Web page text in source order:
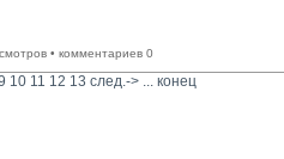
• комментариев 0
10 11 12 13 след.-> ... конец